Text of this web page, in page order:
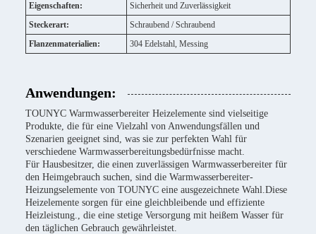
Eigenschaften:
Sicherheit und Zuverlässigkeit
Steckerart:
Schraubend / Schraubend
Flanzenmaterialien:
304 Edelstahl, Messing
Anwendungen:
TOUNYC Warmwasserbereiter Heizelemente sind vielseitige
Produkte, die für eine Vielzahl von Anwendungsfällen und
Szenarien geeignet sind, was sie zur perfekten Wahl für
verschiedene Warmwasserbereitungsbedürfnisse macht.
Für Hausbesitzer, die einen zuverlässigen Warmwasserbereiter für
den Heimgebrauch suchen, sind die Warmwasserbereiter-
Heizungselemente von TOUNYC eine ausgezeichnete Wahl.Diese
Heizelemente sorgen für eine gleichbleibende und effiziente
Heizleistung., die eine stetige Versorgung mit heißem Wasser für
den täglichen Gebrauch gewährleistet.